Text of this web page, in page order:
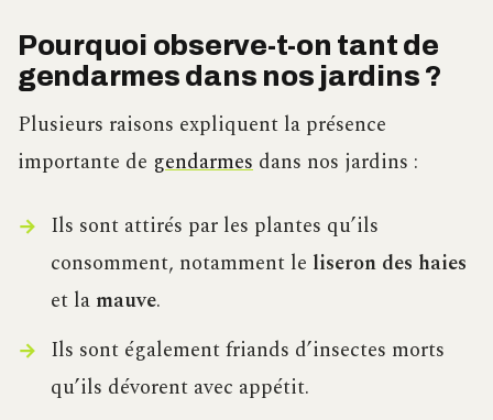
Pourquoi observe-t-on tant de
gendarmes dans nos jardins ?
Plusieurs raisons expliquent la présence
importante de gendarmes dans nos jardins :
Ils sont attirés par les plantes qu’ils
consomment, notamment le liseron des haies
et la mauve.
Ils sont également friands d’insectes morts
qu’ils dévorent avec appétit.